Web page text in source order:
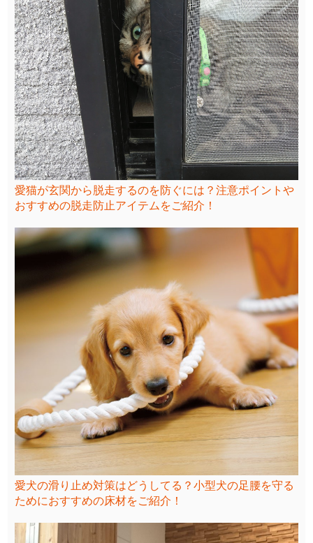
愛猫が玄関から脱走するのを防ぐには？注意ポイントや
おすすめの脱走防止アイテムをご紹介！
愛犬の滑り止め対策はどうしてる？小型犬の足腰を守る
ためにおすすめの床材をご紹介！